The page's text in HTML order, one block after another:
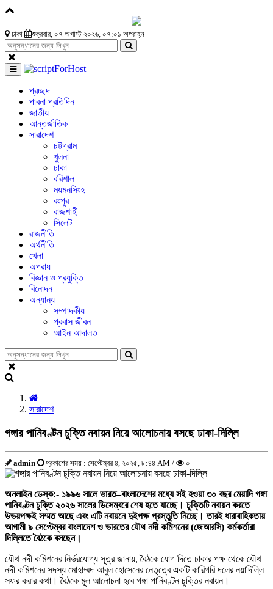
ঢাকা শুক্রবার, ০৭ অগাস্ট ২০২৬, ০৭:০১ অপরাহ্ন
প্রচ্ছদ
পাবনা প্রতিদিন
জাতীয়
আন্তর্জাতিক
সারাদেশ
চট্টগ্রাম
খুলনা
ঢাকা
বরিশাল
ময়মনসিংহ
রংপুর
রাজশাহী
সিলেট
রাজনীতি
অর্থনীতি
খেলা
অপরাধ
বিজ্ঞান ও প্রযুক্তি
বিনোদন
অন্যান্য
সম্পাদকীয়
প্রবাস জীবন
আইন আদালত
সারাদেশ
গঙ্গার পানিবণ্টন চুক্তি নবায়ন নিয়ে আলোচনায় বসছে ঢাকা-দিল্লি
admin প্রকাশের সময় : সেপ্টেম্বর ৪, ২০২৫, ৮:৪৪ AM / ০
অনলাইন ডেস্ক:- ১৯৯৬ সালে ভারত–বাংলাদেশের মধ্যে সই হওয়া ৩০ বছর মেয়াদি গঙ্গা
পানিবণ্টন চুক্তি ২০২৬ সালের ডিসেম্বরে শেষ হতে যাচ্ছে। চুক্তিটি নবায়ন করতে
উভয়পক্ষই সম্মত আছে এবং এটি নবায়নে দুইপক্ষ প্রস্তুতি নিচ্ছে। তারই ধারাবাহিকতায়
আগামী ৯ সেপ্টেম্বর বাংলাদেশ ও ভারতের যৌথ নদী কমিশনের(জেআরসি) কর্মকর্তারা
দিল্লিতে বৈঠকে বসছেন।
যৌথ নদী কমিশনের নির্ভরযোগ্য সূত্র জানায়, বৈঠকে যোগ দিতে ঢাকার পক্ষ থেকে যৌথ
নদী কমিশনের সদস্য মোহাম্মদ আবুল হোসেনের নেতৃত্বে একটি কারিগরি দলের নয়াদিল্লি
সফর করার কথা। বৈঠকে মূল আলোচনা হবে গঙ্গা পানিবণ্টন চুক্তির নবায়ন।